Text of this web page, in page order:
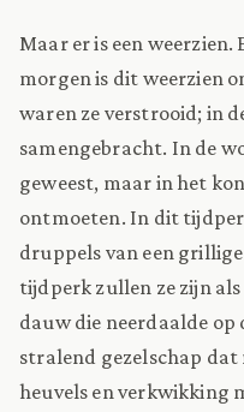
Maar er is een weerzien.
morgen is dit weerzien
waren ze verstrooid; in
samengebracht. In de
geweest, maar in het
ontmoeten. In dit
druppels van een
tijdperk zullen ze zijn
dauw die neerdaalde op
stralend gezelschap
heuvels en verkwikking